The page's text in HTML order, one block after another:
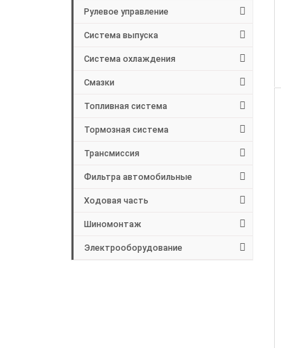
Рулевое управление
Система выпуска
Система охлаждения
Смазки
Топливная система
Тормозная система
Трансмиссия
Фильтра автомобильные
Ходовая часть
Шиномонтаж
Электрооборудование